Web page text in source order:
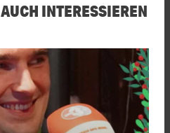
INTERESSIEREN